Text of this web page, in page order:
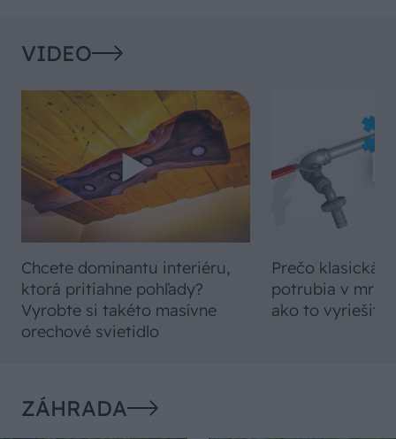
VIDEO
Chcete dominantu interiéru,
ktorá pritiahne pohľady?
Vyrobte si takéto masívne
orechové svietidlo
Prečo klasická
potrubia v
ako to vyriešiť
ZÁHRADA